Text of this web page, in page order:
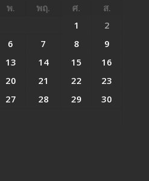
พ. พฤ. ศ.
ส.
1
2
6 7 8
9
13 14 15
16
20 21 22
23
27 28 29
30